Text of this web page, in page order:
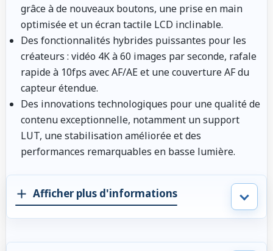
grâce à de nouveaux boutons, une prise en main
optimisée et un écran tactile LCD inclinable.
Des fonctionnalités hybrides puissantes pour les
créateurs : vidéo 4K à 60 images par seconde, rafale
rapide à 10fps avec AF/AE et une couverture AF du
capteur étendue.
Des innovations technologiques pour une qualité de
contenu exceptionnelle, notamment un support
LUT, une stabilisation améliorée et des
performances remarquables en basse lumière.
Afficher plus d'informations